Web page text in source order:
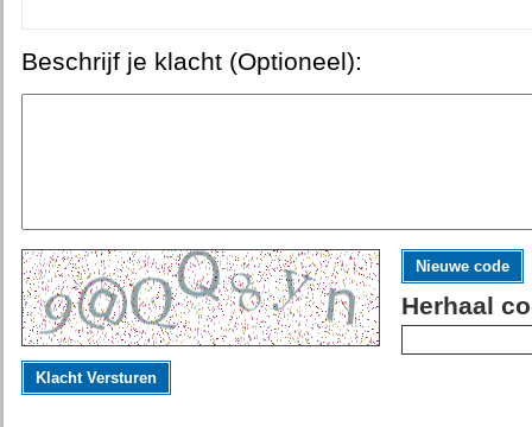
Beschrijf je klacht (Optioneel):
Nieuwe code
Herhaal
Klacht Versturen